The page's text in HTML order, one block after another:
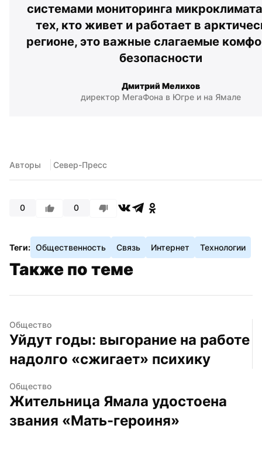
системами мониторинга
тех, кто живет и работает в
регионе, это важные слагаемые
безопасности
Дмитрий Мелихов
директор МегаФона в Югре и на Ямале
Авторы Север-Пресс
0 0
Теги: Общественность Связь Интернет Технологии
Также по теме
Общество
Уйдут годы: выгорание на работе
надолго «сжигает» психику
Общество
Жительница Ямала удостоена
звания «Мать-героиня»